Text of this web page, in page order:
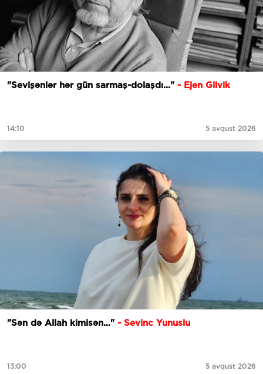
"Sevişənlər hər gün sarmaş-dolaşdı..." - Ejen Gilvik
14:10 5 avqust 2026
"Sən də Allah kimisən..." - Sevinc Yunuslu
13:00 5 avqust 2026